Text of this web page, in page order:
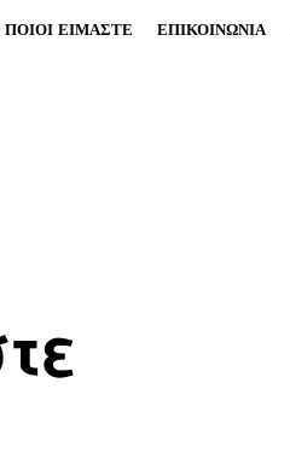
ΠΟΙΟΙ ΕΙΜΑΣΤΕ ΕΠΙΚΟΙΝΩΝΙΑ